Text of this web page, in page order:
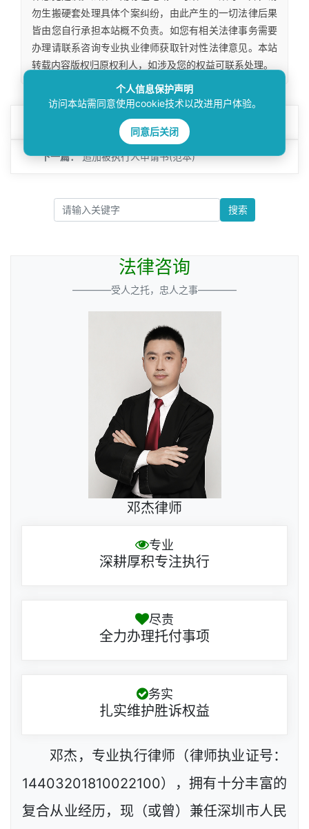
勿生搬硬套处理具体个案纠纷，由此产生的一切法律后果
皆由您自行承担本站概不负责。如您有相关法律事务需要
办理请联系咨询专业执业律师获取针对性法律意见。本站
转载内容版权归原权利人，如涉及您的权益可联系处理。
限制出入境申请书
下一篇： 追加被执行人申请书(范本)
搜索
法律咨询
————受人之托，忠人之事————
邓杰律师
专业
深耕厚积专注执行
尽责
全力办理托付事项
务实
扎实维护胜诉权益
邓杰，专业执行律师（律师执业证号：
14403201810022100），拥有十分丰富的
复合从业经历，现（或曾）兼任深圳市人民
个人信息保护声明
访问本站需同意使用cookie技术以改进用户体验。
同意后关闭